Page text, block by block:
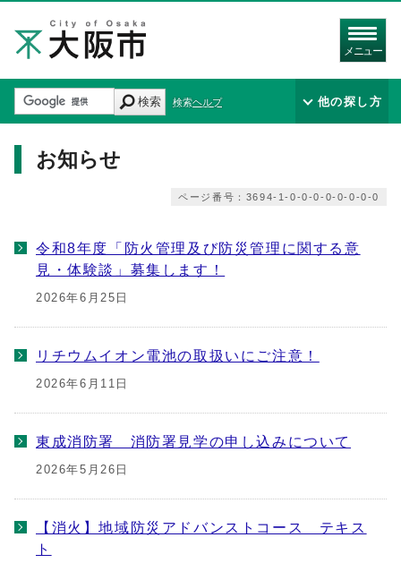
メニュー
検索 検索ヘルプ 他の探し方
お知らせ
ページ番号：3694-1-0-0-0-0-0-0-0-0
令和8年度「防火管理及び防災管理に関する意
見・体験談」募集します！
2026年6月25日
リチウムイオン電池の取扱いにご注意！
2026年6月11日
東成消防署 消防署見学の申し込みについて
2026年5月26日
【消火】地域防災アドバンストコース テキス
ト